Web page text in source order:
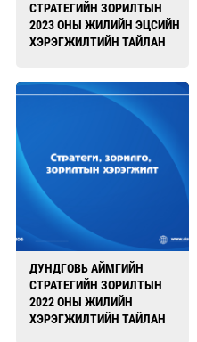
СТРАТЕГИЙН ЗОРИЛТЫН
2023 ОНЫ ЖИЛИЙН ЭЦСИЙН
ХЭРЭГЖИЛТИЙН ТАЙЛАН
ДУНДГОВЬ АЙМГИЙН
СТРАТЕГИЙН ЗОРИЛТЫН
2022 ОНЫ ЖИЛИЙН
ХЭРЭГЖИЛТИЙН ТАЙЛАН